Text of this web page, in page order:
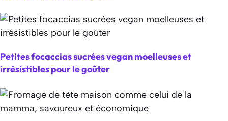
Petites focaccias sucrées vegan moelleuses et
irrésistibles pour le goûter